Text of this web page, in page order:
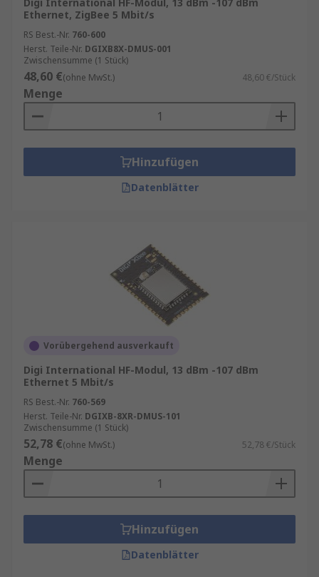
Ethernet, ZigBee 5 Mbit/s
RS Best.-Nr. 760-600
Herst. Teile-Nr. DGIXB8X-DMUS-001
Zwischensumme (1 Stück)
48,60 €(ohne MwSt.) 48,60 €/Stück
Menge
Hinzufügen
Datenblätter
Vorübergehend ausverkauft
Digi International HF-Modul, 13 dBm -107 dBm
Ethernet 5 Mbit/s
RS Best.-Nr. 760-569
Herst. Teile-Nr. DGIXB-8XR-DMUS-101
Zwischensumme (1 Stück)
52,78 €(ohne MwSt.) 52,78 €/Stück
Menge
Hinzufügen
Datenblätter